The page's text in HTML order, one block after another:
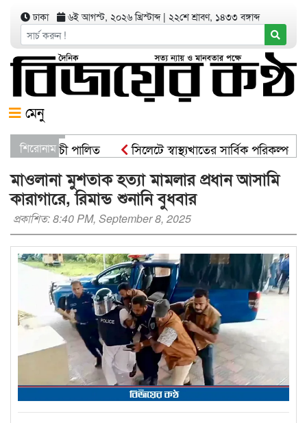
ঢাকা ৬ই আগস্ট, ২০২৬ খ্রিস্টাব্দ| ২২শে শ্রাবণ, ১৪৩৩ বঙ্গাব্দ
মেনু
শিরোনাম
কর্মসূচী পালিত
সিলেটে স্বাস্থ্যখাতের সার্বিক পরিকল্পনা
সিসিকের পাঁচ ওয়ার্ডে এক হাজার গাছের চারা
মাওলানা মুশতাক হত্যা মামলার প্রধান আসামি
কারাগারে, রিমান্ড শুনানি বুধবার
প্রকাশিত: 8:40 PM, September 8, 2025